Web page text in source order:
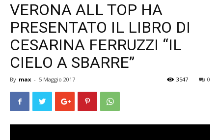
VERONA ALL TOP HA
PRESENTATO IL LIBRO DI
CESARINA FERRUZZI “IL
CIELO A SBARRE”
By max - 5 Maggio 2017 0
3547